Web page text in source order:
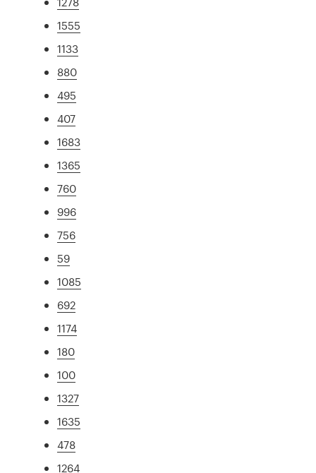
1555
1133
880
495
407
1683
1365
760
996
756
59
1085
692
1174
180
100
1327
1635
478
1264